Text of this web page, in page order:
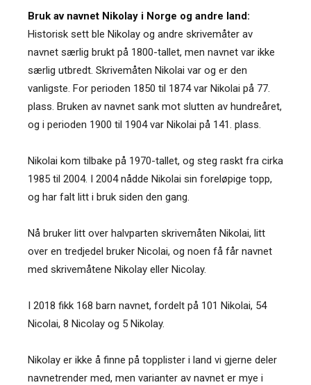
Bruk av navnet Nikolay i Norge og andre land:
Historisk sett ble Nikolay og andre skrivemåter av
navnet særlig brukt på 1800-tallet, men navnet var ikke
særlig utbredt. Skrivemåten Nikolai var og er den
vanligste. For perioden 1850 til 1874 var Nikolai på 77.
plass. Bruken av navnet sank mot slutten av hundreåret,
og i perioden 1900 til 1904 var Nikolai på 141. plass.
Nikolai kom tilbake på 1970-tallet, og steg raskt fra cirka
1985 til 2004. I 2004 nådde Nikolai sin foreløpige topp,
og har falt litt i bruk siden den gang.
Nå bruker litt over halvparten skrivemåten Nikolai, litt
over en tredjedel bruker Nicolai, og noen få får navnet
med skrivemåtene Nikolay eller Nicolay.
I 2018 fikk 168 barn navnet, fordelt på 101 Nikolai, 54
Nicolai, 8 Nicolay og 5 Nikolay.
Nikolay er ikke å finne på topplister i land vi gjerne deler
navnetrender med, men varianter av navnet er mye i